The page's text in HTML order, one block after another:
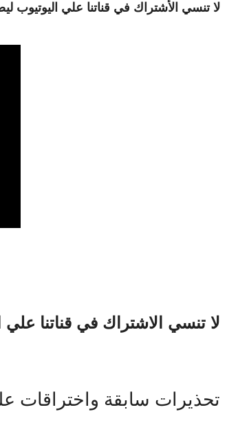
لا تنسي الأشتراك في قناتنا علي اليوتيوب
لا تنسي الاشتراك في قناتنا علي
تحذيرات سابقة واختراقات